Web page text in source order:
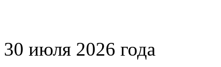
30 июля 2026 года